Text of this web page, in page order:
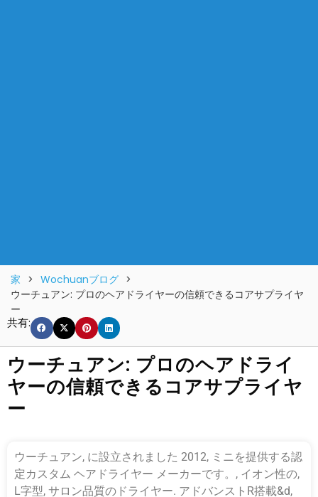
家 > Wochuanブログ >
ウーチュアン: プロのヘアドライヤーの信頼できるコアサプライヤ
ー
共有:
ウーチュアン: プロのヘアドライ
ヤーの信頼できるコアサプライヤ
ー
ウーチュアン, に設立されました 2012, ミニを提供する認
定カスタム ヘアドライヤー メーカーです。, イオン性の,
L字型, サロン品質のドライヤー. アドバンストR搭載&d,